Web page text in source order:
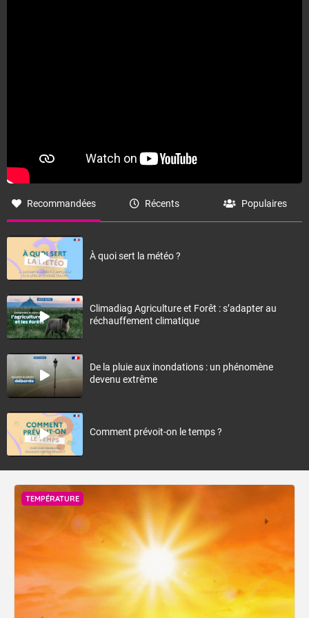
Recommandées Récents Populaires
À quoi sert la météo ?
Climadiag Agriculture et Forêt : s’adapter au
réchauffement climatique
De la pluie aux inondations : un phénomène
devenu extrême
Comment prévoit-on le temps ?
TEMPÉRATURE